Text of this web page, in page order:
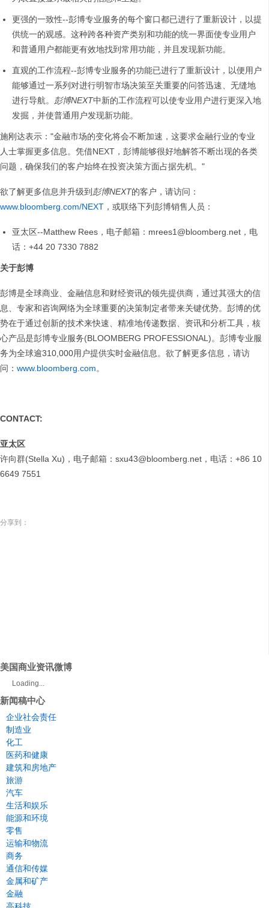
更强的一致性--彭博专业服务的每个窗口都已进行了重新设计，以提
供统一的观感。这种跨各种资产类别和功能的统一界面使专业用户
和普通用户都能更有效地找到常用功能，并且发现新功能。
直观的工作流程--彭博专业服务的功能已进行了重新设计，以便用户
能够通过一系列对进行明智市场决策至关重要的问答迅速、无缝地
进行导航。 彭博NEXT中新的工作流程可以使专业用户进行更深入地
发掘，并使普通用户发现新功能。
施刚达表示："金融市场的变化将会不断加速，这要求金融行业的专业
人士掌握更多信息。凭借NEXT，彭博能够很好地解答不断出现的各类
问题，确保我们的客户始终在投资决策方面占据先机。"
欲了解更多信息并升级到 彭博NEXT的客户，请访问：
www.bloomberg.com/NEXT ，或联络下列彭博销售人员：
亚太区--Matthew Rees，电子邮箱：mrees1@bloomberg.net，电
话：+44 20 7330 7882
关于彭博
彭博是全球商业、金融信息和财经资讯的领先提供商，通过其强大的信
息、专家和咨询网络为全球重要的决策制定者带来关键优势。彭博的优
势在于通过创新的技术来快速、精准地传递数据、资讯和分析工具，核
心产品是彭博专业服务(BLOOMBERG PROFESSIONAL)。彭博专业服
务为全球逾310,000用户提供实时金融信息。欲了解更多信息，请访
问： www.bloomberg.com。
CONTACT:
亚太区
许向群(Stella Xu)，电子邮箱：sxu43@bloomberg.net，电话：+86 10
6649 7551
分享到：
美国商业资讯微博
Loading...
新闻稿中心
企业社会责任
制造业
化工
医药和健康
建筑和房地产
旅游
汽车
生活和娱乐
能源和环境
零售
运输和物流
商务
通信和传媒
金属和矿产
金融